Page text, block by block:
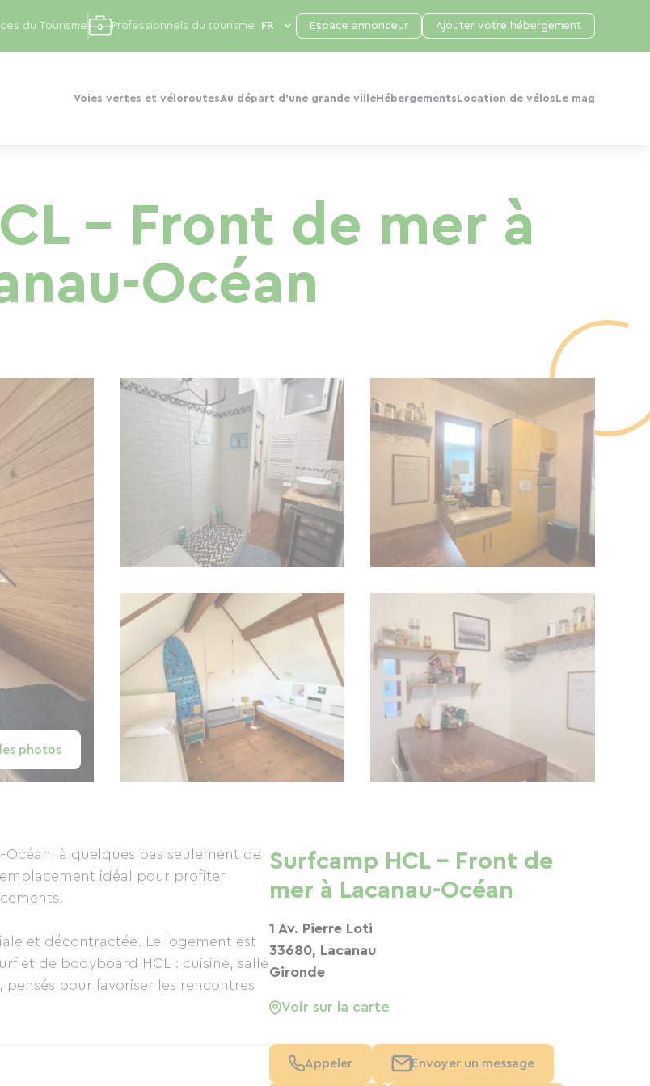
Voies vertes et véloroutesAu départ d'une grande ville Hébergements Location de vélos Le mag
du Tourisme Professionnels du tourisme Espace annonceur Ajouter votre hébergement
– Front de mer à
Océan
photos
à quelques pas seulement de
idéal pour profiter
et décontractée. Le logement est
et de bodyboard HCL : cuisine, salle
pour favoriser les rencontres
ou les spots de coucher de
Surfcamp HCL – Front de
mer à Lacanau-Océan
1 Av. Pierre Loti
33680, Lacanau
Gironde
Voir sur la carte
Appeler Envoyer un message